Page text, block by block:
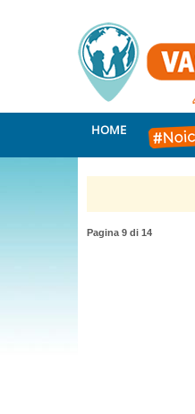
HOME
Pagina 9 di 14